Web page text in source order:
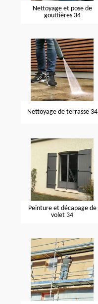
Nettoyage et pose de
gouttières 34
Nettoyage de terrasse 34
Peinture et décapage de
volet 34